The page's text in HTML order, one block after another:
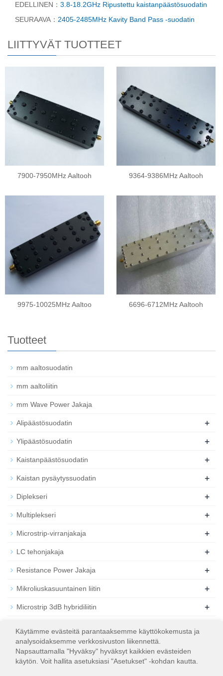
EDELLINEN： 3.8-18.2GHz Ripustettu kaistanpäästösuodatin
SEURAAVA： 2405-2485MHz Kavity Band Pass -suodatin
LIITTYVÄT TUOTTEET
7900-7950MHz Aaltooh 9364-9386MHz Aaltooh
9975-10025MHz Aaltoo 6696-6712MHz Aaltooh
Tuotteet
mm aaltosuodatin
mm aaltoliitin
mm Wave Power Jakaja
Alipäästösuodatin +
Ylipäästösuodatin +
Kaistanpäästösuodatin +
Kaistan pysäytyssuodatin +
Diplekseri +
Multiplekseri +
Microstrip-virranjakaja +
LC tehonjakaja +
Resistance Power Jakaja +
Mikroliuskasuuntainen liitin +
Microstrip 3dB hybridiliitin +
Koaksiaalinen RF-kuorma
Käytämme evästeitä parantaaksemme käyttökokemusta ja
analysoidaksemme verkkosivuston liikennettä.
Napsauttamalla "Hyväksy" hyväksyt kaikkien evästeiden
käytön. Voit hallita asetuksiasi "Asetukset" -kohdan kautta.